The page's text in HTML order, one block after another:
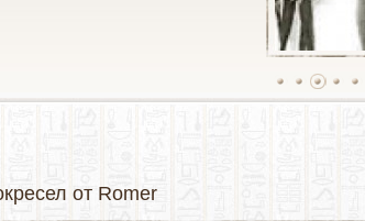
1 2 3 4 5
от Romer